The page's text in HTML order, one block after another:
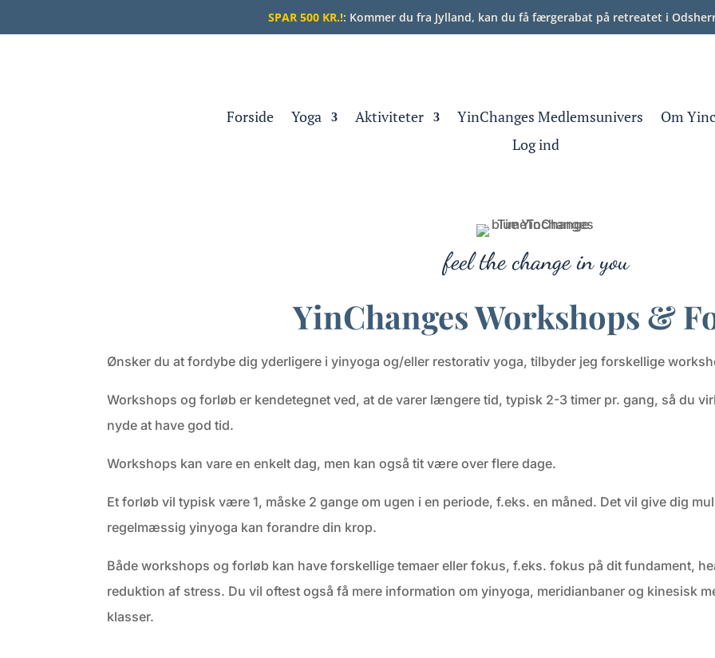
SPAR 500 KR.!: Kommer du fra Jylland, kan du få færgerabat på retreatet i
Forside Yoga Aktiviteter YinChanges Medlemsunivers
Om
Log ind
feel the change in you
YinChanges Workshops &
Ønsker du at fordybe dig yderligere i yinyoga og/eller restorativ yoga, tilbyder jeg forskellige
Workshops og forløb er kendetegnet ved, at de varer længere tid, typisk 2-3 timer pr. gang, så du
nyde at have god tid.
Workshops kan vare en enkelt dag, men kan også tit være over flere dage.
Et forløb vil typisk være 1, måske 2 gange om ugen i en periode, f.eks. en måned. Det vil give dig
regelmæssig yinyoga kan forandre din krop.
Både workshops og forløb kan have forskellige temaer eller fokus, f.eks. fokus på dit fundament,
reduktion af stress. Du vil oftest også få mere information om yinyoga, meridianbaner og kinesisk
klasser.